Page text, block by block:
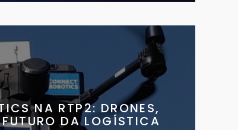
NA RTP2: DRONES,
DA LOGÍSTICA